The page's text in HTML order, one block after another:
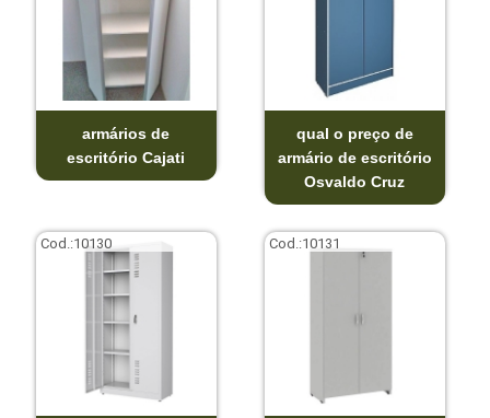
armários de
escritório Cajati
qual o preço de
armário de escritório
Osvaldo Cruz
Cod.:10130 Cod.:10131